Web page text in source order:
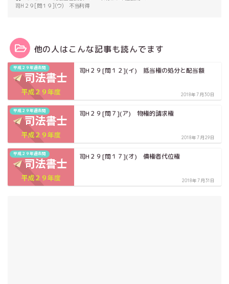
司H２９[問１９](ウ) 不当利得
他の人はこんな記事も読んでます
平成２９年過去問 司H２９[問１２](イ) 抵当権の処分と配当額
2018年7月30日
平成２９年過去問 司H２９[問７](ア) 物権的請求権
2018年7月29日
平成２９年過去問 司H２９[問１７](オ) 債権者代位権
2018年7月31日